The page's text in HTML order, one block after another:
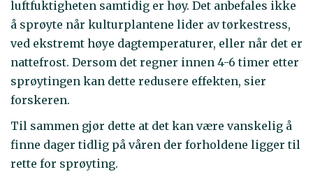
luftfuktigheten samtidig er høy. Det anbefales ikke
å sprøyte når kulturplantene lider av tørkestress,
ved ekstremt høye dagtemperaturer, eller når det er
nattefrost. Dersom det regner innen 4-6 timer etter
sprøytingen kan dette redusere effekten, sier
forskeren.
Til sammen gjør dette at det kan være vanskelig å
finne dager tidlig på våren der forholdene ligger til
rette for sprøyting.